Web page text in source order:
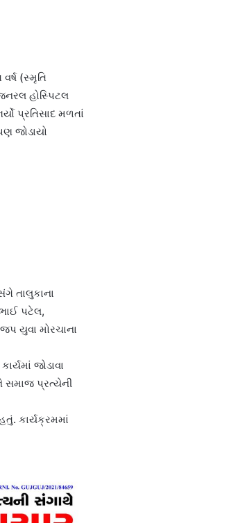
(સ્મૃતિ
હોસ્પિટલ
પ્રતિસાદ મળતાં
જોડાયો
તાલુકાના
પટેલ,
યુવા મોરચાના
જોડાવા
પ્રત્યેની
કાર્યક્રમમાં